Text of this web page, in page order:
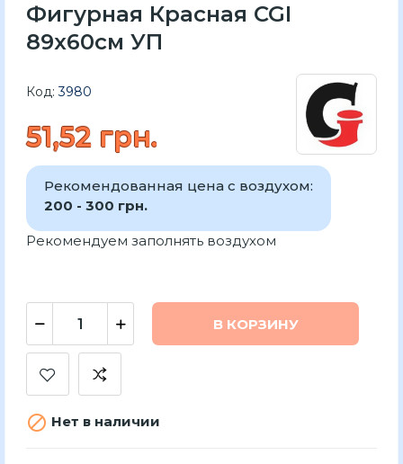
Фигурная Красная CGI
89х60см УП
Код: 3980
51,52 грн.
Рекомендованная цена с воздухом:
200 - 300 грн.
Рекомендуем заполнять воздухом
В КОРЗИНУ
 Нет в наличии